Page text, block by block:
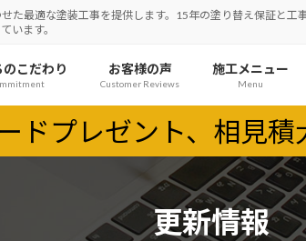
た最適な塗装工事を提供します。15年の塗り替え保証と
います。
こだわり お客様の声
Customer Reviews
施工メニュー
Menu
ドプレゼント、相見積
更新情報